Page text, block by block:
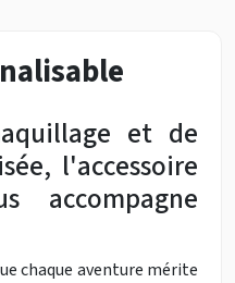
et de
l'accessoire
accompagne
chaque aventure mérite